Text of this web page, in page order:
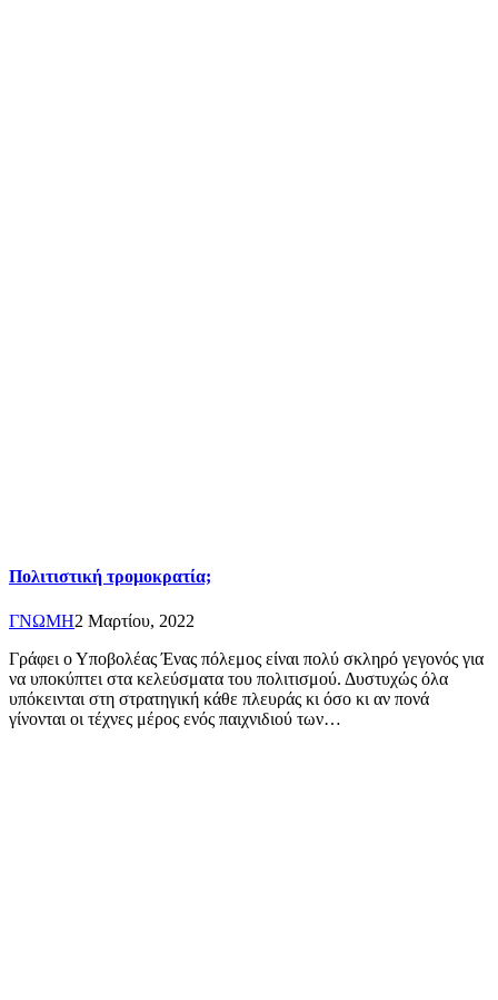
Πολιτιστική τρομοκρατία;
ΓΝΩΜΗ2 Μαρτίου, 2022
Γράφει ο Υποβολέας Ένας πόλεμος είναι πολύ σκληρό γεγονός για
να υποκύπτει στα κελεύσματα του πολιτισμού. Δυστυχώς όλα
υπόκεινται στη στρατηγική κάθε πλευράς κι όσο κι αν πονά
γίνονται οι τέχνες μέρος ενός παιχνιδιού των…